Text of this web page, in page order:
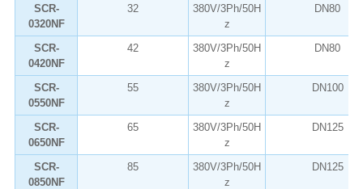
SCR-
0320NF
32
380V/3Ph/50H
z
DN80
SCR-
0420NF
42
380V/3Ph/50H
z
DN80
SCR-
0550NF
55
380V/3Ph/50H
z
DN100
SCR-
0650NF
65
380V/3Ph/50H
z
DN125
SCR-
0850NF
85
380V/3Ph/50H
z
DN125